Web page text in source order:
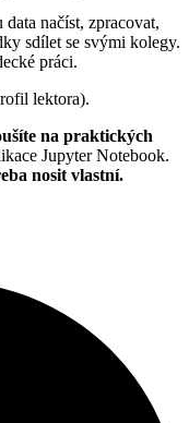
načíst, zpracovat,
sdílet se svými kolegy.
práci.
lektora).
na praktických
Jupyter Notebook.
nosit vlastní.